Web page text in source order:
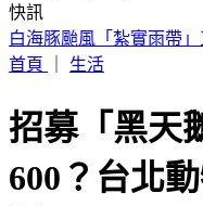
快訊
別只看台積電！ 外媒點
首頁
生活
招募「黑天
600？台北